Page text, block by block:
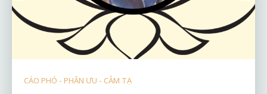
CÁO PHÓ - PHÂN ƯU - CẢM TẠ